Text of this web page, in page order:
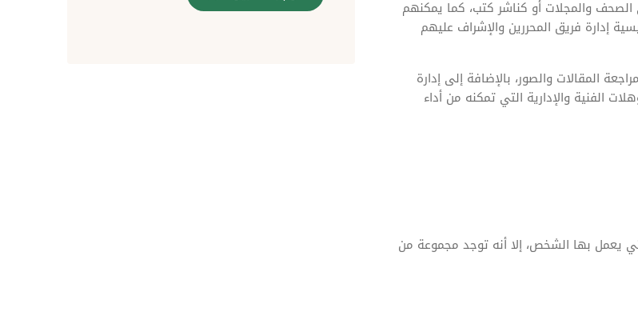
والمجلات أو كناشر كتب، كما يمكنهم
إدارة فريق المحررين والإشراف عليهم
المقالات والصور، بالإضافة إلى إدارة
الفنية والإدارية التي تمكنه من أداء
يعمل بها الشخص، إلا أنه توجد مجموعة من